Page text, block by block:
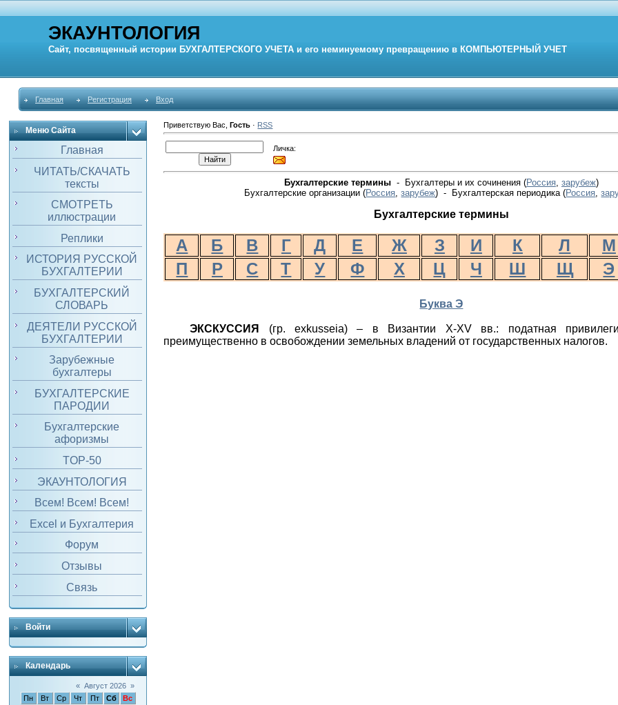
ЭКАУНТОЛОГИЯ
Сайт, посвященный истории БУХГАЛТЕРСКОГО УЧЕТА и его неминуемому превращению в КОМПЬЮТЕРНЫЙ УЧЕТ
Главная Регистрация Вход
Меню Сайта
Главная
ЧИТАТЬ/СКАЧАТЬ
тексты
СМОТРЕТЬ
иллюстрации
Реплики
ИСТОРИЯ РУССКОЙ
БУХГАЛТЕРИИ
БУХГАЛТЕРСКИЙ
СЛОВАРЬ
ДЕЯТЕЛИ РУССКОЙ
БУХГАЛТЕРИИ
Зарубежные
бухгалтеры
БУХГАЛТЕРСКИЕ
ПАРОДИИ
Бухгалтерские
афоризмы
TOP-50
ЭКАУНТОЛОГИЯ
Всем! Всем! Всем!
Excel и Бухгалтерия
Форум
Отзывы
Связь
Войти
Календарь
« Август 2026 »
Пн
Вт Ср Чт Пт Сб
Вс
Приветствую Вас ,Гость · RSS
Личка:
Бухгалтерские термины- Бухгалтеры и их сочинения (Россия, зарубеж)
Бухгалтерские организации (Россия ,зарубеж) - Бухгалтерская периодика(Россия ,
Бухгалтерские термины
А Б В Г Д Е Ж З И К Л М
П
Р С Т У Ф Х Ц Ч Ш Щ Э
Буква Э
ЭКСКУССИЯ (гр. exkusseia) – в Византии Х-ХVвв.: податная
преимущественно в освобождении земельных владений от государственных налогов.